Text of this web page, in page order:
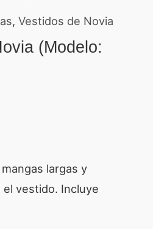
, Vestidos de Novia
(Modelo:
largas y
vestido. Incluye